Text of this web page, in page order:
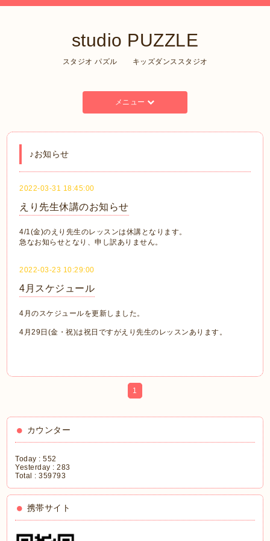
studio PUZZLE
スタジオ パズル キッズダンススタジオ
メニュー
♪お知らせ
2022-03-31 18:45:00
えり先生休講のお知らせ
4/1(金)のえり先生のレッスンは休講となります。
急なお知らせとなり、申し訳ありません。
2022-03-23 10:29:00
4月スケジュール
4月のスケジュールを更新しました。
4月29日(金・祝)は祝日ですがえり先生のレッスンあります。
1
カウンター
Today :552
Yesterday :283
Total :359793
携帯サイト